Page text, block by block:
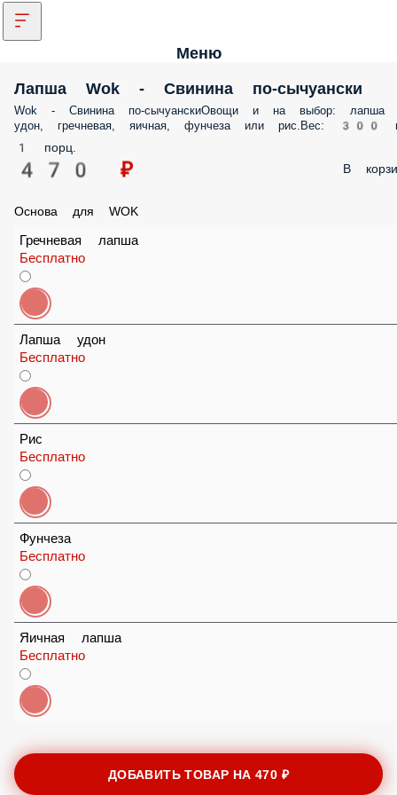
Меню
Лапша Wok - Свинина по-сычуански
Wok - Свинина по-сычуанскиОвощи и на выбор: лапша удон,
гречневая, яичная, фунчеза или рис.Вес: 300 гр.
1 порц.
470 ₽ В
Основа для WOK
Гречневая лапша
Бесплатно
Лапша удон
Бесплатно
Рис
Бесплатно
Фунчеза
Бесплатно
Яичная лапша
Бесплатно
ДОБАВИТЬ ТОВАР НА470 ₽